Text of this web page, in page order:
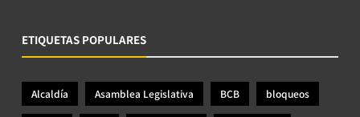
ETIQUETAS POPULARES
Alcaldía Asamblea Legislativa BCB bloqueos